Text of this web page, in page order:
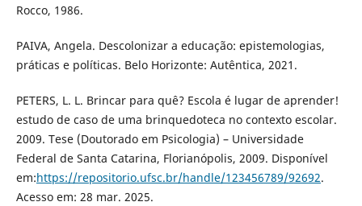
Rocco, 1986.
PAIVA, Angela. Descolonizar a educação: epistemologias,
práticas e políticas. Belo Horizonte: Autêntica, 2021.
PETERS, L. L. Brincar para quê? Escola é lugar de aprender!
estudo de caso de uma brinquedoteca no contexto escolar.
2009. Tese (Doutorado em Psicologia) – Universidade
Federal de Santa Catarina, Florianópolis, 2009. Disponível
em:https://repositorio.ufsc.br/handle/123456789/92692.
Acesso em: 28 mar. 2025.